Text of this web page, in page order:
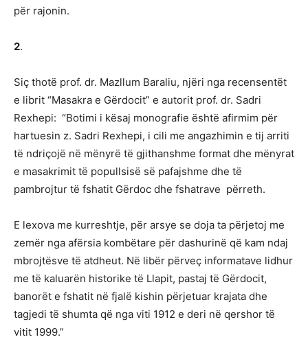
për rajonin.
2.
Siç thotë prof. dr. Mazllum Baraliu, njëri nga recensentët
e librit “Masakra e Gërdocit” e autorit prof. dr. Sadri
Rexhepi: “Botimi i kësaj monografie është afirmim për
hartuesin z. Sadri Rexhepi, i cili me angazhimin e tij arriti
të ndriçojë në mënyrë të gjithanshme format dhe mënyrat
e masakrimit të popullsisë së pafajshme dhe të
pambrojtur të fshatit Gërdoc dhe fshatrave përreth.
E lexova me kurreshtje, për arsye se doja ta përjetoj me
zemër nga afërsia kombëtare për dashurinë që kam ndaj
mbrojtësve të atdheut. Në libër përveç informatave lidhur
me të kaluarën historike të Llapit, pastaj të Gërdocit,
banorët e fshatit në fjalë kishin përjetuar krajata dhe
tagjedi të shumta që nga viti 1912 e deri në qershor të
vitit 1999.”